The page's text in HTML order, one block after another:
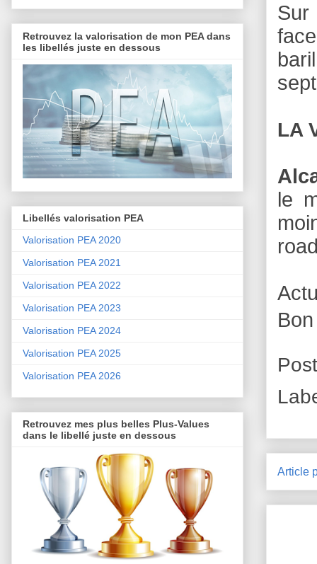
Sur
LA
le
Article
Retrouvez la valorisation de mon PEA dans
les libellés juste en dessous
Libellés valorisation PEA
Valorisation PEA 2020
Valorisation PEA 2021
Valorisation PEA 2022
Valorisation PEA 2023
Valorisation PEA 2024
Valorisation PEA 2025
Valorisation PEA 2026
Retrouvez mes plus belles Plus-Values
dans le libellé juste en dessous